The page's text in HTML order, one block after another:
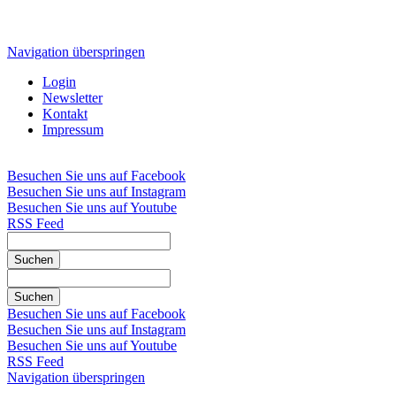
Navigation überspringen
Login
Newsletter
Kontakt
Impressum
Besuchen Sie uns auf Facebook
Besuchen Sie uns auf Instagram
Besuchen Sie uns auf Youtube
RSS Feed
Suchen
Suchen
Besuchen Sie uns auf Facebook
Besuchen Sie uns auf Instagram
Besuchen Sie uns auf Youtube
RSS Feed
Navigation überspringen